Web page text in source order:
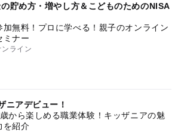
貯め方・増やし方＆こどものためのNISA
加無料！プロに学べる！親子のオンライン
ミナー
ンライン
ニアデビュー！
から楽しめる職業体験！キッザニアの魅
を紹介